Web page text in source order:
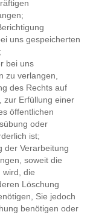
uns gespeicherten
bei uns
zu verlangen,
des Rechts auf
zur Erfüllung einer
öffentlichen
oder
ist;
der Verarbeitung
soweit die
wird, die
Löschung
Sie jedoch
benötigen oder